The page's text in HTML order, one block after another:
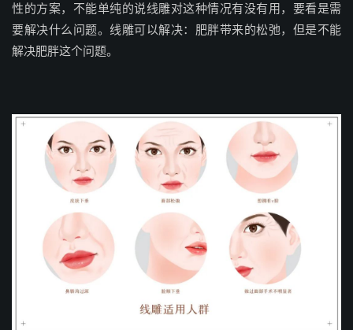
性的方案，不能单纯的说线雕对这种情况有没有用，要看是需
要解决什么问题。 线雕可以解决： 肥胖带来的松弛，但是不能
解决肥胖这个问题。